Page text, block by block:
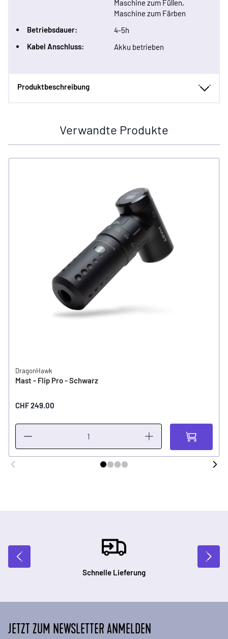
Maschine zum Füllen,
Maschine zum Färben
Betriebsdauer:
4-5h
Kabel Anschluss:
Akku betrieben
Produktbeschreibung
Verwandte Produkte
DragonHawk
Mast - Flip Pro - Schwarz
CHF 249.00
Schnelle Lieferung
JETZT ZUM NEWSLETTER ANMELDEN